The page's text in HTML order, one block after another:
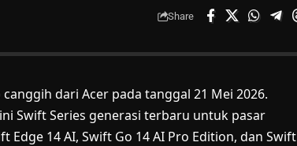
Share
dari Acer pada tanggal 21 Mei 2026.
Swift Series generasi terbaru untuk pasar
14 AI, Swift Go 14 AI Pro Edition, dan Swift